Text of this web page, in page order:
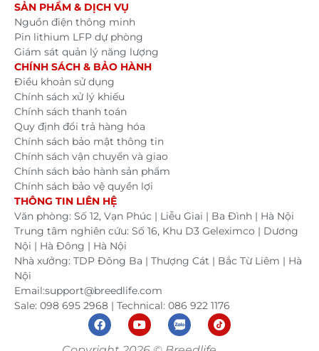
SẢN PHẨM & DỊCH VỤ
Nguồn điện thông minh
Pin lithium LFP dự phòng
Giám sát quản lý năng lượng
CHÍNH SÁCH & BẢO HÀNH
Điều khoản sử dụng
Chính sách xử lý khiếu
Chính sách thanh toán
Quy định đổi trả hàng hóa
Chính sách bảo mật thông tin
Chính sách vận chuyển và giao
Chính sách bảo hành sản phẩm
Chính sách bảo vệ quyền lợi
THÔNG TIN LIÊN HỆ
Văn phòng: Số 12, Vạn Phúc | Liễu Giai | Ba Đình | Hà Nội
Trung tâm nghiên cứu: Số 16, Khu D3 Geleximco | Dương
Nội | Hà Đông | Hà Nội
Nhà xưởng: TDP Đông Ba | Thượng Cát | Bắc Từ Liêm | Hà
Nội
Email:support@breedlife.com
Sale: 098 695 2968 | Technical: 086 922 1176